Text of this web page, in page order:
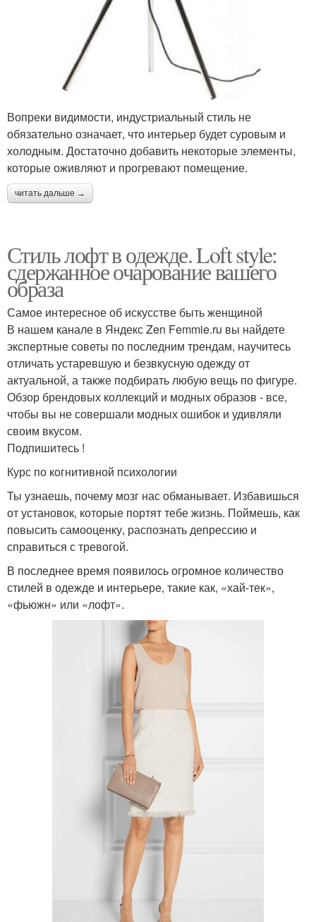
Вопреки видимости, индустриальный стиль не
обязательно означает, что интерьер будет суровым и
холодным. Достаточно добавить некоторые элементы,
которые оживляют и прогревают помещение.
читать дальше →
Стиль лофт в одежде. Loft style:
сдержанное очарование вашего
образа
Самое интересное об искусстве быть женщиной
В нашем канале в Яндекс Zen Femmie.ru вы найдете
экспертные советы по последним трендам, научитесь
отличать устаревшую и безвкусную одежду от
актуальной, а также подбирать любую вещь по фигуре.
Обзор брендовых коллекций и модных образов - все,
чтобы вы не совершали модных ошибок и удивляли
своим вкусом.
Подпишитесь !
Курс по когнитивной психологии
Ты узнаешь, почему мозг нас обманывает. Избавишься
от установок, которые портят тебе жизнь. Поймешь, как
повысить самооценку, распознать депрессию и
справиться с тревогой.
В последнее время появилось огромное количество
стилей в одежде и интерьере, такие как, «хай-тек»,
«фьюжн» или «лофт».